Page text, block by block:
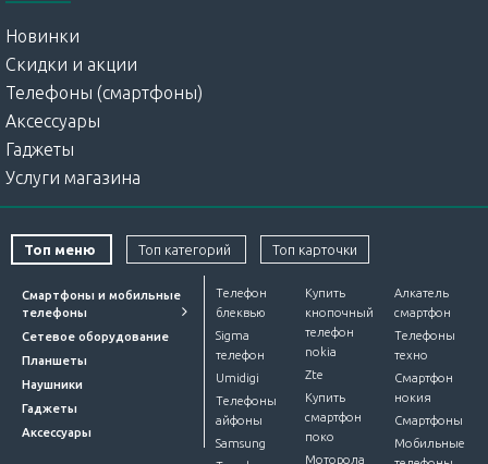
Новинки
Скидки и акции
Телефоны (смартфоны)
Аксессуары
Гаджеты
Услуги магазина
Топ меню Топ категорий Топ карточки
Смартфоны и мобильные
телефоны
Сетевое оборудование
Планшеты
Наушники
Гаджеты
Аксессуары
Телефон
блеквью
Sigma
телефон
Umidigi
Телефоны
айфоны
Samsung
Купить
кнопочный
телефон
nokia
Zte
Купить
смартфон
поко
Моторола
Алкатель
смартфон
Телефоны
техно
Смартфон
нокия
Смартфоны
Мобильные